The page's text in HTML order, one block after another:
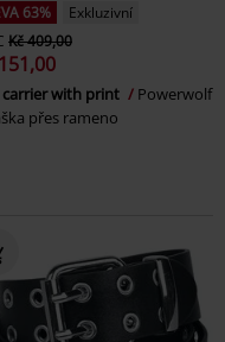
63%
Exkluzivní
Kč 409,00
carrier with print
Powerwolf
přes rameno